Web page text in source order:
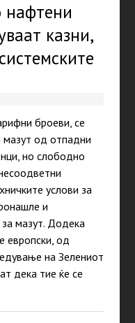
нафтени
казни,
броеви, се
мазут од отпадни
но слободно
услови за
и
мазут. Додека
европски, од
на Зелениот
дека тие ќе се